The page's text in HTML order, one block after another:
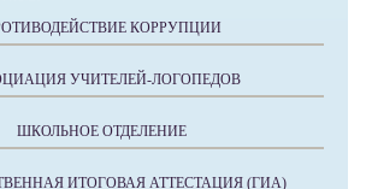
КОРРУПЦИИ
УЧИТЕЛЕЙ-ЛОГОПЕДОВ
ШКОЛЬНОЕ ОТДЕЛЕНИЕ
ИТОГОВАЯ АТТЕСТАЦИЯ (ГИА)